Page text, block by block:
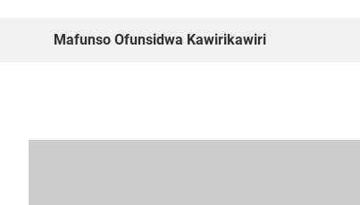
Mafunso Ofunsidwa Kawirikawiri